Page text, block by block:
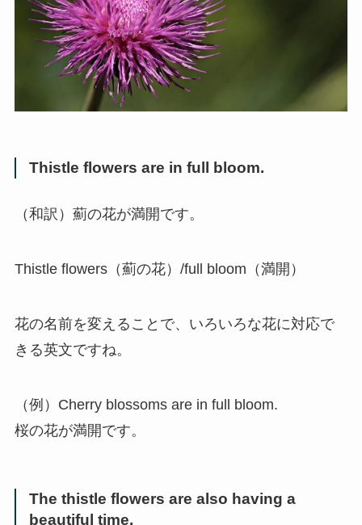
Thistle flowers are in full bloom.
（和訳）薊の花が満開です。
Thistle flowers（薊の花）/full bloom（満開）
花の名前を変えることで、いろいろな花に対応で
きる英文ですね。
（例）Cherry blossoms are in full bloom.
桜の花が満開です。
The thistle flowers are also having a
beautiful time.